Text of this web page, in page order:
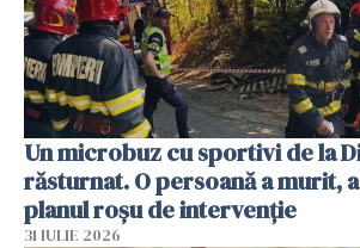
Un microbuz cu sportivi de la
răsturnat. O persoană a murit,
planul roșu de intervenție
31 IULIE 2026